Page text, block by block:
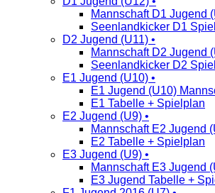
Mannschaft D1 Jugend
Seenlandkicker D1
D2 Jugend (U11) •
Mannschaft D2 Jugend
Seenlandkicker D2
E1 Jugend (U10) •
E1 Jugend (U10)
E1 Tabelle + Spielplan
E2 Jugend (U9) •
Mannschaft E2 Jugend
E2 Tabelle + Spielplan
E3 Jugend (U9) •
Mannschaft E3 Jugend
E3 Jugend Tabelle +